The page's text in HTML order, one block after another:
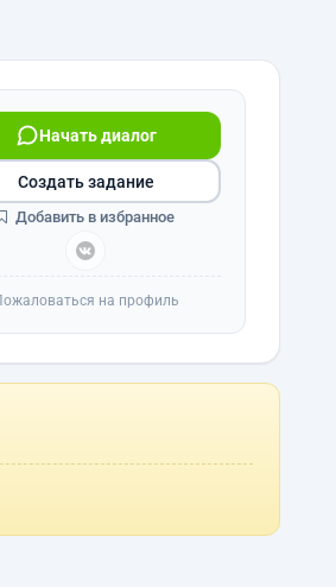
Начать диалог
Создать задание
Добавить в избранное
на профиль